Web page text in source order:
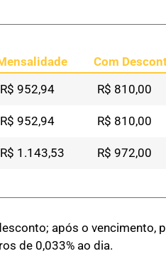
Com
R$ 952,94 R$ 810,00
R$ 952,94 R$ 810,00
R$ 1.143,53 R$ 972,00
após o vencimento,
de 0,033% ao dia.